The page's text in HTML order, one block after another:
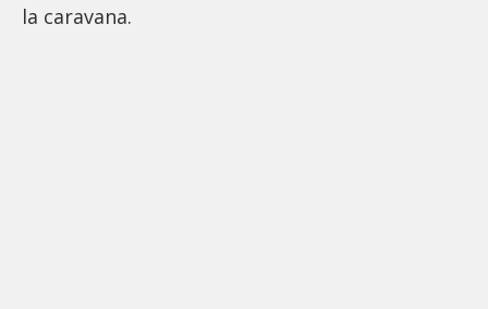
la caravana.